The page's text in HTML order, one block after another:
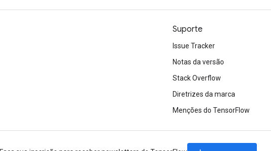
Suporte
Issue Tracker
Notas da versão
Stack Overflow
Diretrizes da marca
Menções do TensorFlow